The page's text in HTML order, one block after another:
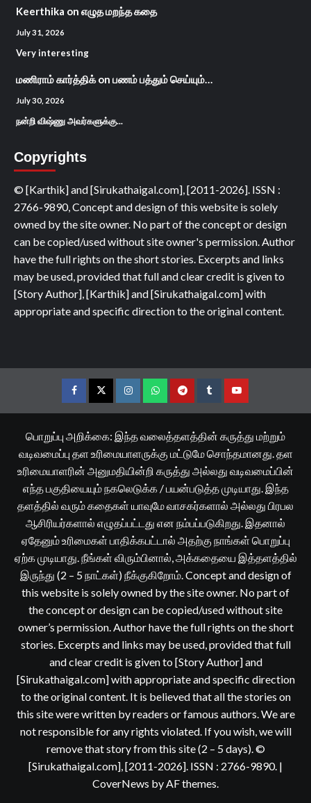
Keerthika on எழுத மறந்த கதை
July 31, 2026
Very interesting
மணிராம் கார்த்திக்on பணம் பத்தும் செய்யும்…
July 30, 2026
நன்றி விஷ்ணு அவர்களுக்கு...
Copyrights
© [Karthik] and [Sirukathaigal.com], [2011-2026]. ISSN :
2766-9890, Concept and design of this website is solely
owned by the site owner. No part of the concept or design
can be copied/used without site owner's permission. Author
have the full rights on the short stories. Excerpts and links
may be used, provided that full and clear credit is given to
[Story Author], [Karthik] and [Sirukathaigal.com] with
appropriate and specific direction to the original content.
FacebookTwitterInstagramWhatsappTelegramTumblrYouTube
பொறுப்பு அறிக்கை: இந்த வலைத்தளத்தின் கருத்து மற்றும்
வடிவமைப்பு தள உரிமையாளருக்கு மட்டுமே சொந்தமானது. தள
உரிமையாளரின் அனுமதியின்றி கருத்து அல்லது வடிவமைப்பின்
எந்த பகுதியையும் நகலெடுக்க / பயன்படுத்த முடியாது. இந்த
தளத்தில் வரும் கதைகள் யாவுமே வாசகர்களால் அல்லது பிரபல
ஆசிரியர்களால் எழுதப்பட்டது என நம்பப்படுகிறது. இதனால்
ஏதேனும் உரிமைகள் பாதிக்கபட்டால் அதற்கு நாங்கள் பொறுப்பு
ஏற்க முடியாது. நீங்கள் விரும்பினால், அக்கதையை இத்தளத்தில்
இருந்து (2 – 5 நாட்கள்) நீக்குகிறோம். Concept and design of
this website is solely owned by the site owner. No part of
the concept or design can be copied/used without site
owner’s permission. Author have the full rights on the short
stories. Excerpts and links may be used, provided that full
and clear credit is given to [Story Author] and
[Sirukathaigal.com] with appropriate and specific direction
to the original content. It is believed that all the stories on
this site were written by readers or famous authors. We are
not responsible for any rights violated. If you wish, we will
remove that story from this site (2 – 5 days). ©
[Sirukathaigal.com], [2011-2026]. ISSN : 2766-9890. |
CoverNews by AF themes.